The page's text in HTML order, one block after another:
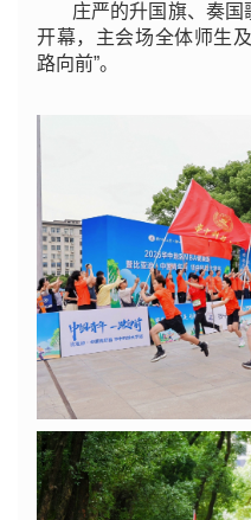
庄严的升国旗、奏
开幕，主会场全体师生
路向前”。